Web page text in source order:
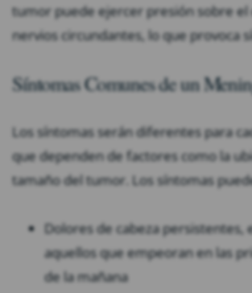
tumor puede ejercer presión sobre el
nervios circundantes, lo que provoca
Síntomas Comunes de un
Los síntomas serán diferentes para
que dependen de factores como la
tamaño del tumor. Los síntomas
Dolores de cabeza persistentes,
aquellos que empeoran en las
de la mañana